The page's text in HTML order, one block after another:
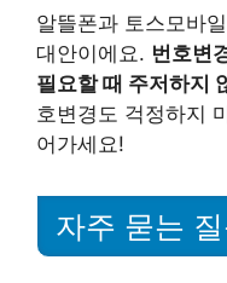
알뜰폰과 토스모바
대안이에요. 번호변
필요할 때 주저하지
호변경도 걱정하지
어가세요!
자주 묻는